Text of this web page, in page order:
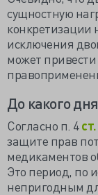
сущностную
конкретизации
исключения
может
До какого
Согласно п. 4
защите прав
медикаментов
Это период, по
непригодным